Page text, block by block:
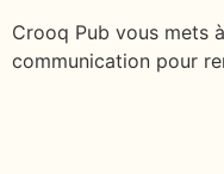
Crooq Pub vous mets
communication pour